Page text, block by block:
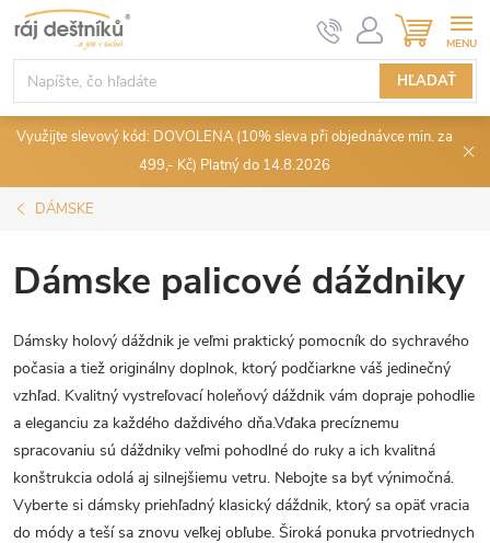
Prejsť
na
obsah
HĽADAŤ
KOŠÍK
Využijte slevový kód: DOVOLENA (10% sleva při objednávce min. za
499,- Kč) Platný do 14.8.2026
DÁMSKE
Dámske palicové dáždniky
Dámsky holový dáždnik je veľmi praktický pomocník do sychravého
počasia a tiež originálny doplnok, ktorý podčiarkne váš jedinečný
vzhľad. Kvalitný vystreľovací holeňový dáždnik vám dopraje pohodlie
a eleganciu za každého daždivého dňa.Vďaka precíznemu
spracovaniu sú dáždniky veľmi pohodlné do ruky a ich kvalitná
konštrukcia odolá aj silnejšiemu vetru. Nebojte sa byť výnimočná.
Vyberte si dámsky priehľadný klasický dáždnik, ktorý sa opäť vracia
do módy a teší sa znovu veľkej obľube. Široká ponuka prvotriednych